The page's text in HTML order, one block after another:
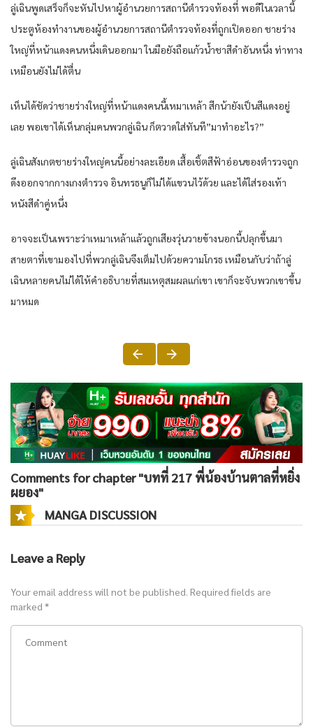
ลู่เฉินพูดเสร็จก็จะหันไปหาผู้อำนวยการสถานีตำรวจท้องที่ พอดีในเวลานี้
ประตูห้องทำงานของผู้อำนวยการสถานีตำรวจท้องที่ถูกเปิดออก ชายร่าง
ใหญ่ที่หน้าแดงคนหนึ่งเดินออกมา ในมือยังถือแก้วน้ำชาสีดำอันหนึ่ง ท่าทาง
เหมือนยังไม่ได้ตื่น
เห็นได้ชัดว่าชายร่างใหญ่ที่หน้าแดงคนนี้เหมาเหล้า สีกน้ายังเป็นสีแดงอยู่
เลย พอเขาได้เห็นกลุ่มคนพวกลู่เฉิน ก็ตวาดใส่ทันที”มาทำอะไร?”
ลู่เฉินสังเกตชายร่างใหญ่คนนี้อย่างละเอียด เสื้อเชิ้ตสีฟ้าอ่อนของตำรวจถูก
ดึงออกจากกางเกงตำรวจ อินทรธนูก็ไม่ได้แขวนไว้ด้วย และได้ใส่รองเท้า
หนังสีดำคู่หนึ่ง
อาจจะเป็นเพราะว่าเหมาเหล้าแล้วถูกเสียงวุ่นวายข้างนอกนี้ปลุกขึ้นมา
สายตาที่เขามองไปที่พวกลู่เฉินจึงเต็มไปด้วยความโกรธ เหมือนกับว่าถ้าลู่
เฉินหลายคนไม่ได้ให้คำอธิบายที่สมเหตุสมผลแก่เขา เขาก็จะจับพวกเขาขึ้น
มาหมด
Comments for chapter "บทที่ 217 พี่น้องบ้านตาลที่หยิ่ง
ผยอง"
MANGA DISCUSSION
Leave a Reply
Your email address will not be published. Required fields are
marked *